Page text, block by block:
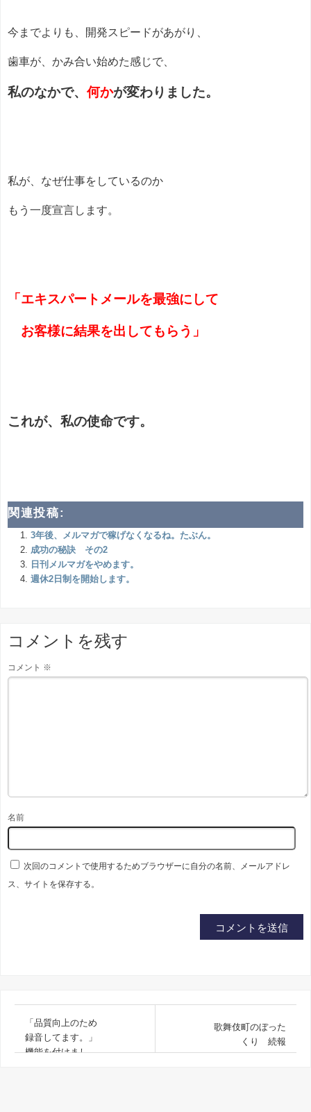
今までよりも、開発スピードがあがり、
歯車が、かみ合い始めた感じで、
私のなかで、 何かが変わりました。
私が、なぜ仕事をしているのか
もう一度宣言します。
「エキスパートメールを最強にして
お客様に結果を出してもらう」
これが、私の使命です。
関連投稿:
3年後、メルマガで稼げなくなるね。たぶん。
成功の秘訣 その2
日刊メルマガをやめます。
週休2日制を開始します。
コメントを残す
コメント ※
名前
次回のコメントで使用するためブラウザーに自分の名前、メールアドレ
ス、サイトを保存する。
「品質向上のため
録音してます。」
機能を付けまし
歌舞伎町のぼった
くり 続報